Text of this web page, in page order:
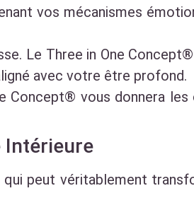
vos mécanismes
Le Three in One
avec votre être profond.
Concept® vous donnera les
Intérieure
qui peut véritablement